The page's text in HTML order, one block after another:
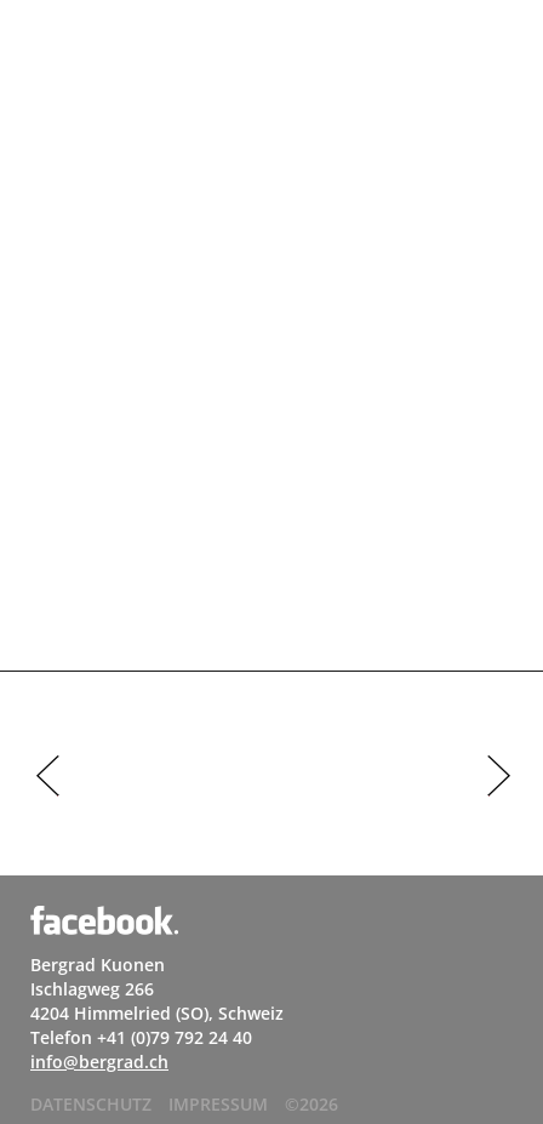
Bergrad Kuonen
Ischlagweg 266
4204 Himmelried (SO), Schweiz
Telefon +41 (0)79 792 24 40
info@bergrad.ch
DATENSCHUTZ
IMPRESSUM
©2026